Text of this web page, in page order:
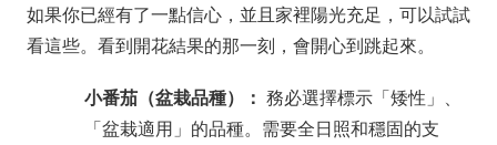
如果你已經有了一點信心，並且家裡陽光充足，可以試試
看這些。看到開花結果的那一刻，會開心到跳起來。
小番茄（盆栽品種）： 務必選擇標示「矮性」、
「盆栽適用」的品種。需要全日照和穩固的支